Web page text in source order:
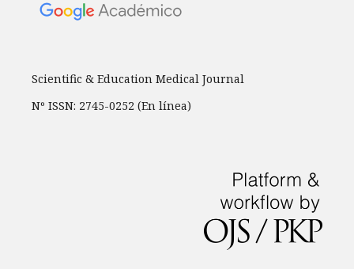
Scientific & Education Medical Journal
Nº ISSN: 2745-0252 (En línea)